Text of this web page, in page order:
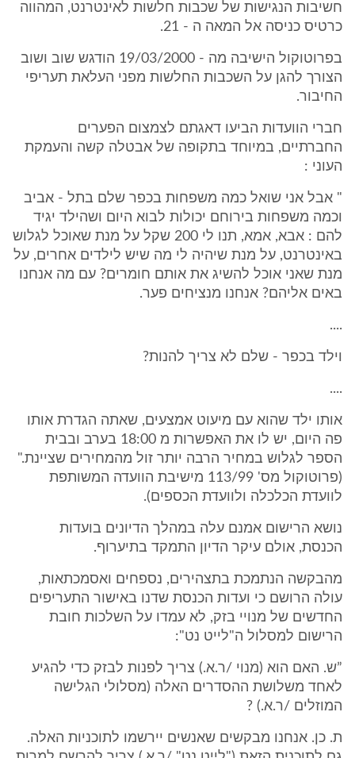
חשיבות הנגישות של שכבות חלשות לאינטרנט, המהווה
כרטיס כניסה אל המאה ה - 21.
בפרוטוקול הישיבה מה - 19/03/2000 הודגש שוב ושוב
הצורך להגן על השכבות החלשות מפני העלאת תעריפי
החיבור.
חברי הוועדות הביעו דאגתם לצמצום הפערים
החברתיים, במיוחד בתקופה של אבטלה קשה והעמקת
העוני :
" אבל אני שואל כמה משפחות בכפר שלם בתל - אביב
וכמה משפחות בירוחם יכולות לבוא היום ושהילד יגיד
להם : אבא, אמא, תנו לי 200 שקל על מנת שאוכל לגלוש
באינטרנט, על מנת שיהיה לי מה שיש לילדים אחרים, על
מנת שאני אוכל להשיג את אותם חומרים? עם מה אנחנו
באים אליהם? אנחנו מנציחים פער.
....
וילד בכפר - שלם לא צריך להנות?
....
אותו ילד שהוא עם מיעוט אמצעים, שאתה הגדרת אותו
פה היום, יש לו את האפשרות מ 18:00 בערב ובבית
הספר לגלוש במחיר הרבה יותר זול מהמחירים שציינת."
(פרוטוקול מס' 113/99 מישיבת הוועדה המשותפת
לוועדת הכלכלה ולוועדת הכספים).
נושא הרישום אמנם עלה במהלך הדיונים בועדות
הכנסת, אולם עיקר הדיון התמקד בתיערוף.
מהבקשה הנתמכת בתצהירים, נספחים ואסמכתאות,
עולה הרושם כי ועדות הכנסת שדנו באישור התעריפים
החדשים של מנויי בזק, לא עמדו על השלכות חובת
הרישום למסלול ה"לייט נט":
”ש. האם הוא (מנוי /ר.א.) צריך לפנות לבזק כדי להגיע
לאחד משלושת ההסדרים האלה (מסלולי הגלישה
המוזלים /ר.א.) ?
ת. כן. אנחנו מבקשים שאנשים יירשמו לתוכניות האלה.